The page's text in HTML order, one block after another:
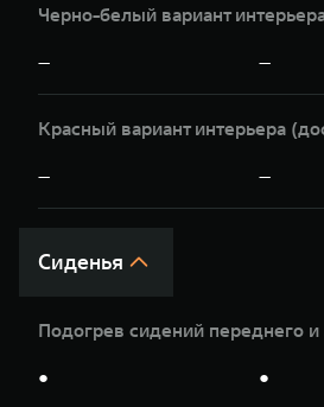
Черно-белый вариант
— —
Красный вариант интерьера
— —
Сиденья
Подогрев сидений переднего и
● ●